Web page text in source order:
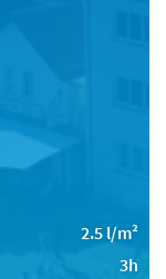
2.5 l/m²
3h